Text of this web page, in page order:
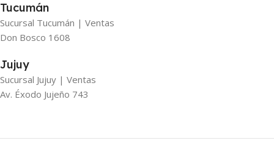
Tucumán
Sucursal Tucumán | Ventas
Don Bosco 1608
Jujuy
Sucursal Jujuy | Ventas
Av. Éxodo Jujeño 743